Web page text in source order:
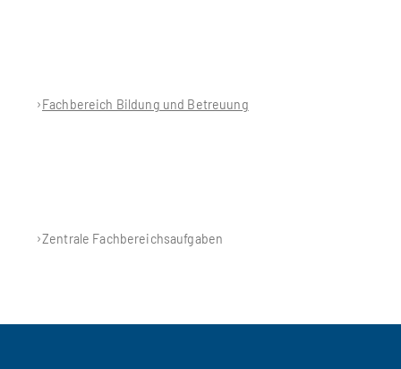
Fachbereich Bildung und Betreuung
Zentrale Fachbereichsaufgaben